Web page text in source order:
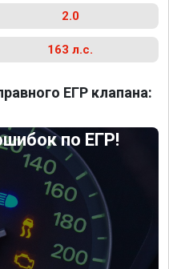
2.0
163 л.с.
ЕГР клапана:
по ЕГР!